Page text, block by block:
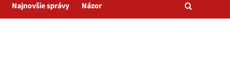
Najnovšie správy Názor